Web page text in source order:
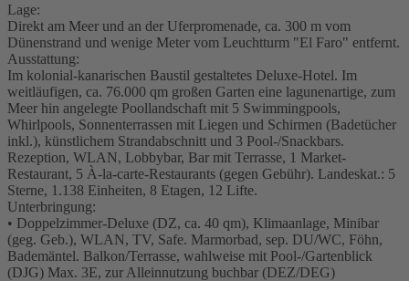
Lage:
Direkt am Meer und an der Uferpromenade, ca. 300 m vom
Dünenstrand und wenige Meter vom Leuchtturm "El Faro" entfernt.
Ausstattung:
Im kolonial-kanarischen Baustil gestaltetes Deluxe-Hotel. Im
weitläufigen, ca. 76.000 qm großen Garten eine lagunenartige, zum
Meer hin angelegte Poollandschaft mit 5 Swimmingpools,
Whirlpools, Sonnenterrassen mit Liegen und Schirmen (Badetücher
inkl.), künstlichem Strandabschnitt und 3 Pool-/Snackbars.
Rezeption, WLAN, Lobbybar, Bar mit Terrasse, 1 Market-
Restaurant, 5 À-la-carte-Restaurants (gegen Gebühr). Landeskat.: 5
Sterne, 1.138 Einheiten, 8 Etagen, 12 Lifte.
Unterbringung:
• Doppelzimmer-Deluxe (DZ, ca. 40 qm), Klimaanlage, Minibar
(geg. Geb.), WLAN, TV, Safe. Marmorbad, sep. DU/WC, Föhn,
Bademäntel. Balkon/Terrasse, wahlweise mit Pool-/Gartenblick
(DJG) Max. 3E, zur Alleinnutzung buchbar (DEZ/DEG)